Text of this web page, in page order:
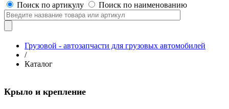
Поиск по артикулу
Поиск по наименованию
Грузовой - автозапчасти для грузовых автомобилей
/
Каталог
Крыло и крепление